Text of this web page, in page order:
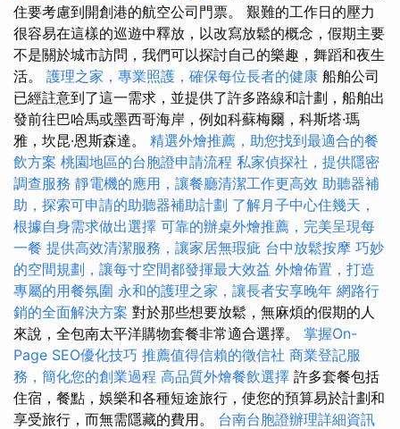
住要考慮到開創港的航空公司門票。 艱難的工作日的壓力
很容易在這樣的巡遊中釋放，以改寫放鬆的概念，假期主要
不是關於城市訪問，我們可以探討自己的樂趣，舞蹈和夜生
活。 護理之家，專業照護，確保每位長者的健康 船舶公司
已經註意到了這一需求，並提供了許多路線和計劃，船舶出
發前往巴哈馬或墨西哥海岸，例如科蘇梅爾，科斯塔·瑪
雅，坎昆·恩斯森達。 精選外燴推薦，助您找到最適合的餐
飲方案 桃園地區的台胞證申請流程 私家偵探社，提供隱密
調查服務 靜電機的應用，讓餐廳清潔工作更高效 助聽器補
助，探索可申請的助聽器補助計劃 了解月子中心住幾天，
根據自身需求做出選擇 可靠的辦桌外燴推薦，完美呈現每
一餐 提供高效清潔服務，讓家居無瑕疵 台中放鬆按摩 巧妙
的空間規劃，讓每寸空間都發揮最大效益 外燴佈置，打造
專屬的用餐氛圍 永和的護理之家，讓長者安享晚年 網路行
銷的全面解決方案 對於那些想要放鬆，無麻煩的假期的人
來說，全包南太平洋購物套餐非常適合選擇。 掌握On-
Page SEO優化技巧 推薦值得信賴的徵信社 商業登記服
務，簡化您的創業過程 高品質外燴餐飲選擇 許多套餐包括
住宿，餐點，娛樂和各種短途旅行，使您的預算易於計劃和
享受旅行，而無需隱藏的費用。 台南台胞證辦理詳細資訊